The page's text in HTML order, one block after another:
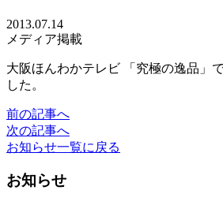
2013.07.14
メディア掲載
大阪ほんわかテレビ 「究極の逸品」
した。
前の記事へ
次の記事へ
お知らせ一覧に戻る
お知らせ